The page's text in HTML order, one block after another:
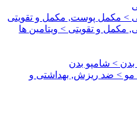
> مکمل پوست, مکمل و تقویتی
مکمل و تقویتی > ویتامین ها
> شامپو بدن
مو > ضد ریزش, بهداشتی و